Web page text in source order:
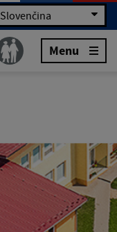
Slovenčina
Menu